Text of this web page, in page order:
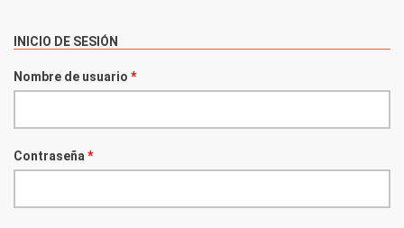
INICIO DE SESIÓN
Nombre de usuario *
Contraseña*